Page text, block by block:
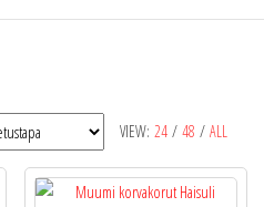
VIEW: 24 / 48 / ALL